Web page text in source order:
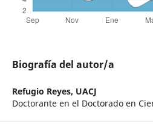
Biografía del autor/a
Refugio Reyes, UACJ
Doctorante en el Doctorado en